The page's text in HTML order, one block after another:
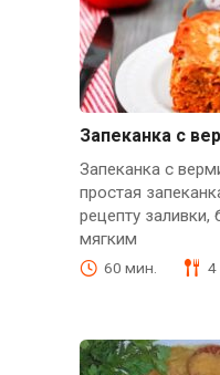
Запеканка с
Запеканка с
простая
рецепту
мягким
60 мин. 4